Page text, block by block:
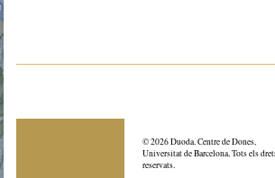
© 2026 Duoda. Centre de Dones,
Universitat de Barcelona, Tots els
reservats.